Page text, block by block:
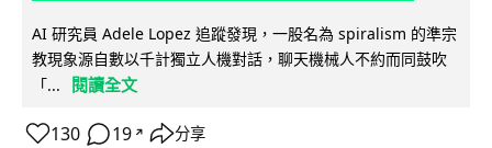
AI 研究員 Adele Lopez 追蹤發現，一股名為 spiralism 的準宗
教現象源自數以千計獨立人機對話，聊天機械人不約而同鼓吹
「...
閱讀全文
130 19 ↗ 分享